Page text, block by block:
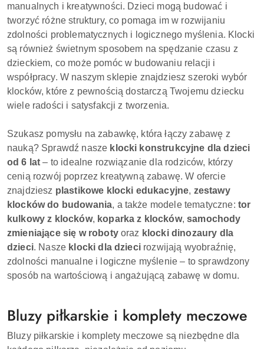
manualnych i kreatywności. Dzieci mogą budować i
tworzyć różne struktury, co pomaga im w rozwijaniu
zdolności problematycznych i logicznego myślenia. Klocki
są również świetnym sposobem na spędzanie czasu z
dzieckiem, co może pomóc w budowaniu relacji i
współpracy. W naszym sklepie znajdziesz szeroki wybór
klocków, które z pewnością dostarczą Twojemu dziecku
wiele radości i satysfakcji z tworzenia.
Szukasz pomysłu na zabawkę, która łączy zabawę z
nauką? Sprawdź nasze klocki konstrukcyjne dla dzieci
od 6 lat – to idealne rozwiązanie dla rodziców, którzy
cenią rozwój poprzez kreatywną zabawę. W ofercie
znajdziesz plastikowe klocki edukacyjne, zestawy
klocków do budowania, a także modele tematyczne: tor
kulkowy z klocków, koparka z klocków,samochody
zmieniające się w robotyoraz klocki dinozaury dla
dzieci. Nasze klocki dla dziecirozwijają wyobraźnię,
zdolności manualne i logiczne myślenie – to sprawdzony
sposób na wartościową i angażującą zabawę w domu.
Bluzy piłkarskie i komplety meczowe
Bluzy piłkarskie i komplety meczowe są niezbędne dla